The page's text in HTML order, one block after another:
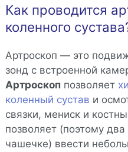
Как проводится
коленного
Артроскоп — это
зонд с встроенной
Артроскоппозволяет
коленный сустав и
связки, мениск и
позволяет (поэтому
чашечке) ввести